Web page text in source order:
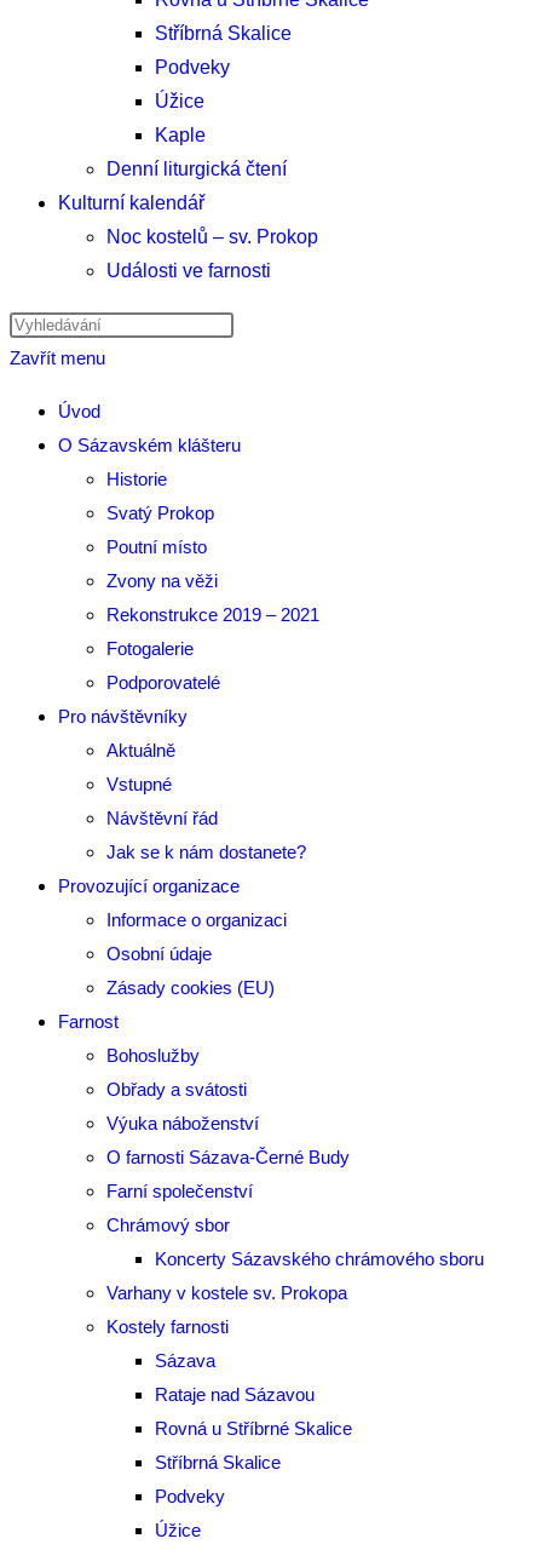
Stříbrná Skalice
Podveky
Úžice
Kaple
Denní liturgická čtení
Kulturní kalendář
Noc kostelů – sv. Prokop
Události ve farnosti
Hledat
na
Zavřít menu
Úvod
O Sázavském klášteru
Historie
Svatý Prokop
Poutní místo
Zvony na věži
Rekonstrukce 2019 – 2021
Fotogalerie
Podporovatelé
Pro návštěvníky
Aktuálně
Vstupné
Návštěvní řád
Jak se k nám dostanete?
Provozující organizace
Informace o organizaci
Osobní údaje
Zásady cookies (EU)
Farnost
Bohoslužby
Obřady a svátosti
Výuka náboženství
O farnosti Sázava-Černé Budy
Farní společenství
Chrámový sbor
Koncerty Sázavského chrámového sboru
Varhany v kostele sv. Prokopa
Kostely farnosti
Sázava
Rataje nad Sázavou
Rovná u Stříbrné Skalice
Stříbrná Skalice
Podveky
Úžice